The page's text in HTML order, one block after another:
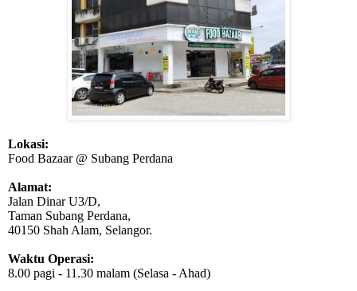
Lokasi:
Food Bazaar @ Subang Perdana
Alamat:
Jalan Dinar U3/D,
Taman Subang Perdana,
40150 Shah Alam, Selangor.
Waktu Operasi:
8.00 pagi - 11.30 malam (Selasa - Ahad)